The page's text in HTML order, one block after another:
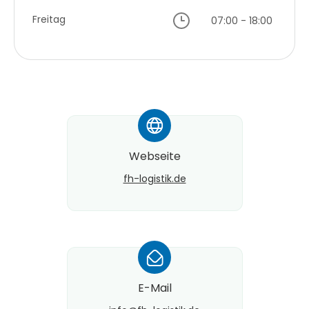
Freitag 07:00 - 18:00
*
Webseite
fh-logistik.de
*
E-Mail